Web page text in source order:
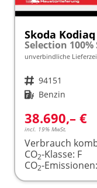
Skoda Kodiaq
unverbindliche
Fahrzeugnr. 94151
Kraftstoff Benzin
38.690,– €
incl. 19% MwSt.
Verbrauch
CO2-Klasse: F
CO2-Emissionen: